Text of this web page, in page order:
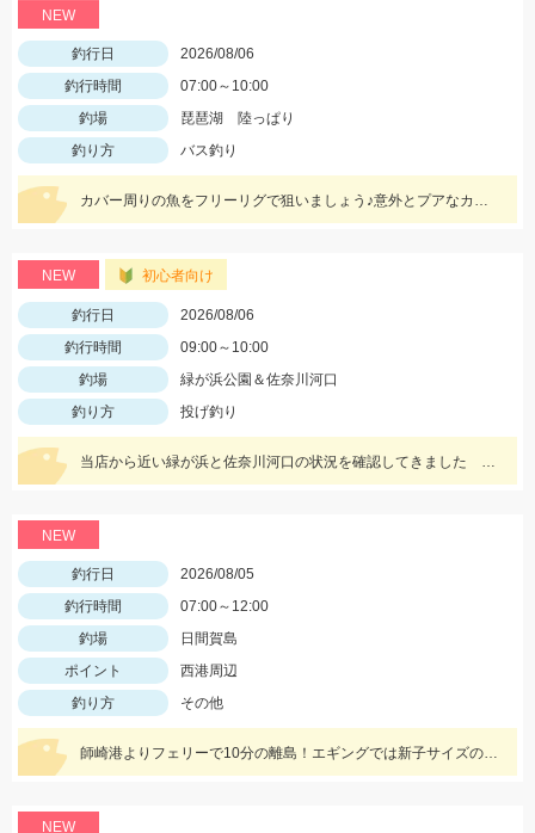
NEW
釣行日
2026/08/06
釣行時間
07:00～10:00
釣場
琵琶湖 陸っぱり
釣り方
バス釣り
カバー周りの魚をフリーリグで狙いましょう♪意外とプアなカバーにもいますよ♪
NEW 初心者向け
釣行日
2026/08/06
釣行時間
09:00～10:00
釣場
緑が浜公園＆佐奈川河口
釣り方
投げ釣り
当店から近い緑が浜と佐奈川河口の状況を確認してきました サイズはまだ小さめ 針サイズは6号がよさそうです
NEW
釣行日
2026/08/05
釣行時間
07:00～12:00
釣場
日間賀島
ポイント
西港周辺
釣り方
その他
師崎港よりフェリーで10分の離島！エギングでは新子サイズのアオリのチェイス多数！ロックフィッシュは足元を10ｇの根魚玉で狙うと効果的♪カバスキャでも釣果あり！
NEW